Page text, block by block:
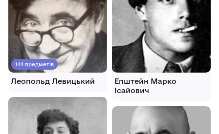
144 предметів
Леопольд Левицький
Епштейн Марко
Ісайович